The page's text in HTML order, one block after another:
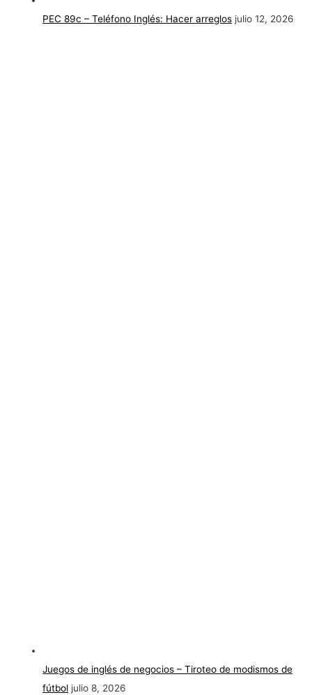
PEC 89c – Teléfono Inglés: Hacer arreglos julio 12, 2026
Juegos de inglés de negocios – Tiroteo de modismos de
fútbol julio 8, 2026